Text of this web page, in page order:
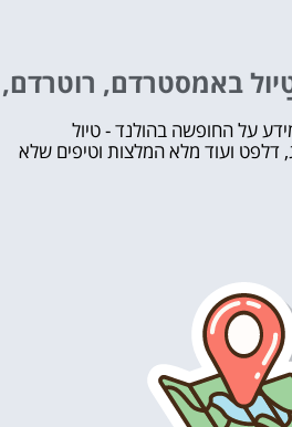
בחינם! באמסטרדם, רוטרדם,
על החופשה בהולנד - טיול
ועוד מלא המלצות וטיפים שלא